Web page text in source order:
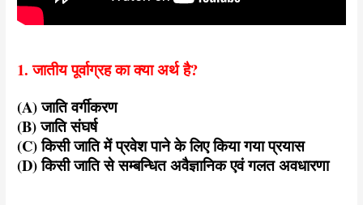
1. जातीय पूर्वाग्रह का क्या अर्थ है?
(A) जाति वर्गीकरण
(B) जाति संघर्ष
(C) किसी जाति में प्रवेश पाने के लिए किया गया प्रयास
(D) किसी जाति से सम्बन्धित अवैज्ञानिक एवं गलत अवधारणा